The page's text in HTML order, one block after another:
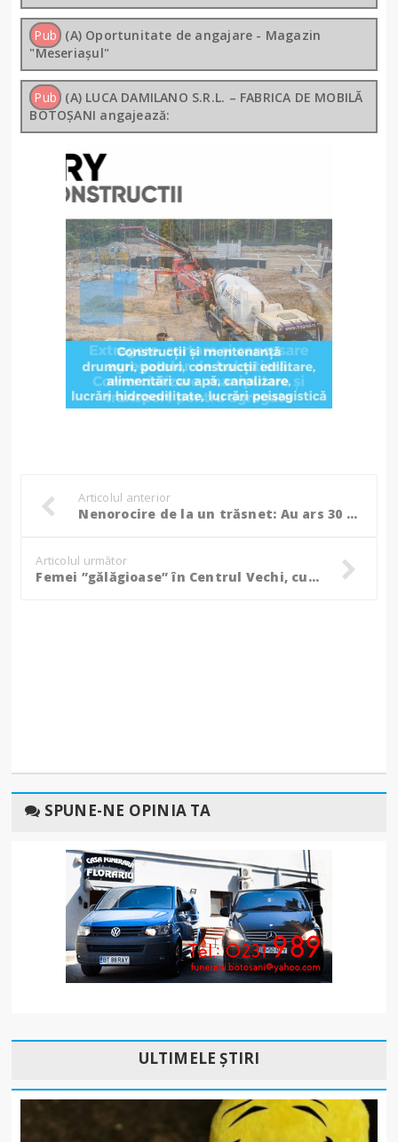
Pub (A) Oportunitate de angajare - Magazin
"Meseriașul"
Pub (A) LUCA DAMILANO S.R.L. – FABRICA DE MOBILĂ
BOTOȘANI angajează:
Articolul anterior
Nenorocire de la un trăsnet: Au ars 30 de tone de furaje, pompierii au salvat casa! (Foto)
Articolul următor
Femei ”gălăgioase” în Centrul Vechi, cumințite cu sancțiuni! (Foto)
SPUNE-NE OPINIA TA
ULTIMELE ȘTIRI